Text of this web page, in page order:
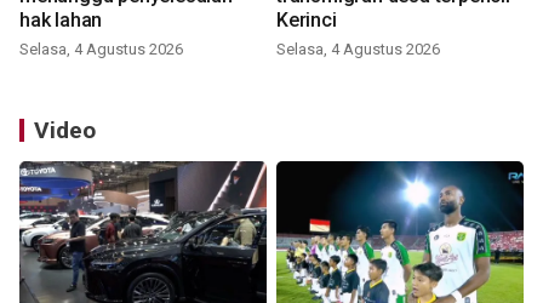
hak lahan
Selasa, 4 Agustus 2026
Kerinci
Selasa, 4 Agustus 2026
Video